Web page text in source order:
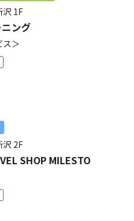
沢 1F
ング
ス＞
沢 2F
SHOP MILESTO